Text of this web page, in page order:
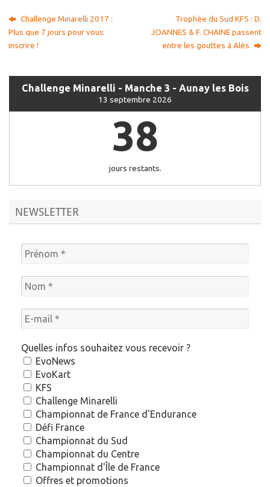
Challenge Minarelli 2017 :
Plus que 7 jours pour vous
inscrire !
Trophée du Sud KFS : D.
JOANNES & F. CHAINE passent
entre les gouttes à Alès
Challenge Minarelli - Manche 3 - Aunay les Bois
13 septembre 2026
38
jours restants.
NEWSLETTER
Quelles infos souhaitez vous recevoir ?
EvoNews
EvoKart
KFS
Challenge Minarelli
Championnat de France d'Endurance
Défi France
Championnat du Sud
Championnat du Centre
Championnat d'Île de France
Offres et promotions